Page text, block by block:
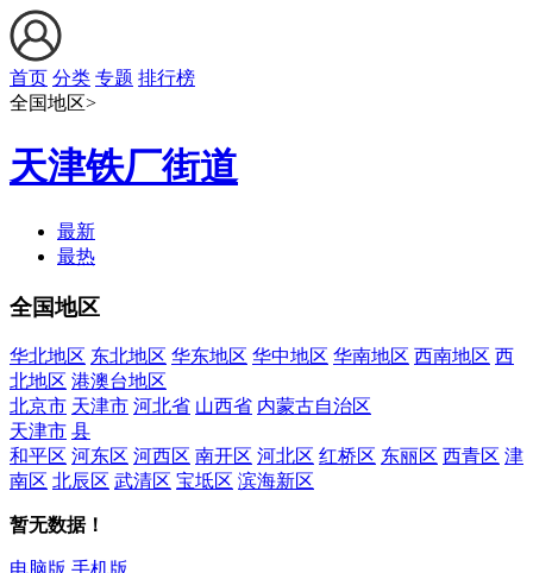
首页 分类 专题 排行榜
全国地区>
天津铁厂街道
最新
最热
全国地区
华北地区 东北地区 华东地区 华中地区 华南地区 西南地区 西
北地区 港澳台地区
北京市 天津市 河北省 山西省 内蒙古自治区
天津市 县
和平区 河东区 河西区 南开区 河北区 红桥区 东丽区 西青区 津
南区 北辰区 武清区 宝坻区 滨海新区
暂无数据！